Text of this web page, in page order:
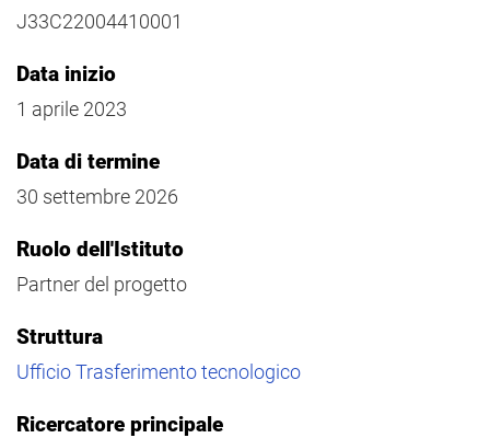
J33C22004410001
Data inizio
1 aprile 2023
Data di termine
30 settembre 2026
Ruolo dell'Istituto
Partner del progetto
Struttura
Ufficio Trasferimento tecnologico
Ricercatore principale